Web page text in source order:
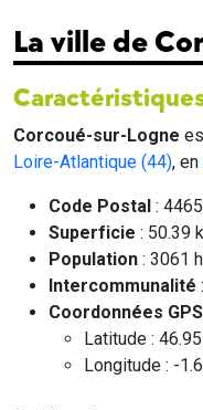
La ville de
Corcoué-sur-Logne
Loire-Atlantique (44), en
Code Postal :
Superficie : 50.39
Population : 3061
Intercommunalité
Coordonnées GPS
Latitude :
Longitude : -